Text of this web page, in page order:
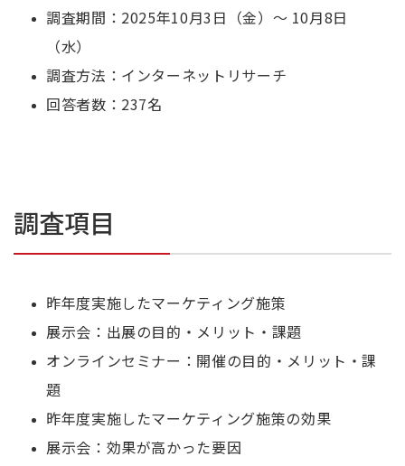
調査期間：2025年10月3日（金）～ 10月8日
（水）
調査方法：インターネットリサーチ
回答者数：237名
調査項目
昨年度実施したマーケティング施策
展示会：出展の目的・メリット・課題
オンラインセミナー：開催の目的・メリット・課
題
昨年度実施したマーケティング施策の効果
展示会：効果が高かった要因